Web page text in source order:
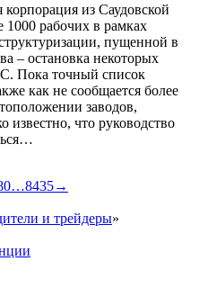
из Саудовской
1000 рабочих в рамках
пущенной в
– остановка некоторых
Пока точный список
как не сообщается более
заводов,
что руководство
…8435→
и трейдеры»